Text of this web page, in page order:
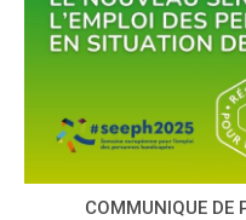
COMMUNIQUE DE